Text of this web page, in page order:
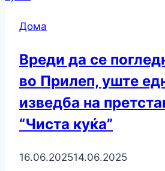
Дома
Вреди да се
во Прилеп, уште
изведба на
“Чиста куќа”
16.06.202514.06.2025